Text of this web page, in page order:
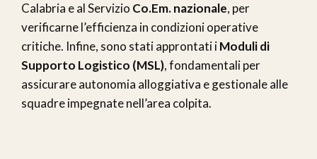
Calabria e al Servizio Co.Em. nazionale, per
verificarne l’efficienza in condizioni operative
critiche. Infine, sono stati approntati iModuli di
Supporto Logistico (MSL), fondamentali per
assicurare autonomia alloggiativa e gestionale alle
squadre impegnate nell’area colpita.